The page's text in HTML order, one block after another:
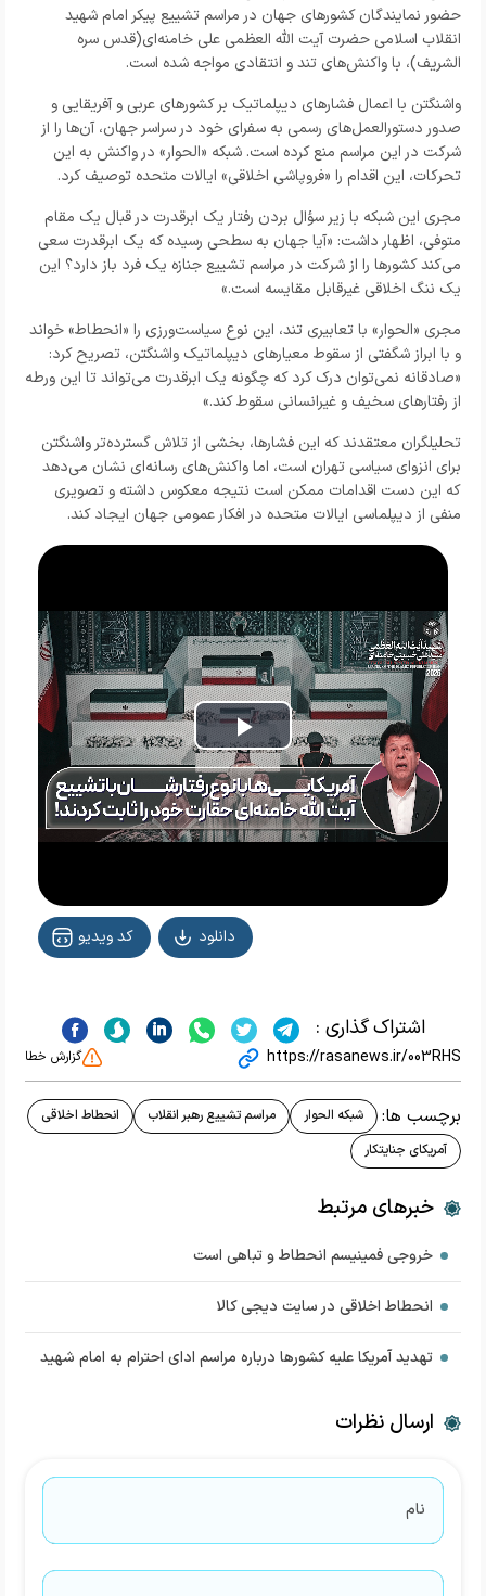
حضور نمایندگان کشورهای جهان در مراسم تشییع پیکر امام شهید
انقلاب اسلامی حضرت آیت الله العظمی علی خامنه‌ای(قدس سره
الشریف)، با واکنش‌های تند و انتقادی مواجه شده است.
واشنگتن با اعمال فشارهای دیپلماتیک بر کشورهای عربی و آفریقایی و
صدور دستورالعمل‌های رسمی به سفرای خود در سراسر جهان، آن‌ها را از
شرکت در این مراسم منع کرده است. شبکه «الحوار» در واکنش به این
تحرکات، این اقدام را «فروپاشی اخلاقی» ایالات متحده توصیف کرد.
مجری این شبکه با زیر سؤال بردن رفتار یک ابرقدرت در قبال یک مقام
متوفی، اظهار داشت: «آیا جهان به سطحی رسیده که یک ابرقدرت سعی
می‌کند کشورها را از شرکت در مراسم تشییع جنازه یک فرد باز دارد؟ این
یک ننگ اخلاقی غیرقابل مقایسه است.»
مجری «الحوار» با تعابیری تند، این نوع سیاست‌ورزی را «انحطاط» خواند
و با ابراز شگفتی از سقوط معیارهای دیپلماتیک واشنگتن، تصریح کرد:
«صادقانه نمی‌توان درک کرد که چگونه یک ابرقدرت می‌تواند تا این ورطه
از رفتارهای سخیف و غیرانسانی سقوط کند.»
تحلیلگران معتقدند که این فشارها، بخشی از تلاش گسترده‌تر واشنگتن
برای انزوای سیاسی تهران است، اما واکنش‌های رسانه‌ای نشان می‌دهد
که این دست اقدامات ممکن است نتیجه معکوس داشته و تصویری
منفی از دیپلماسی ایالات متحده در افکار عمومی جهان ایجاد کند.
Play
Video
کد ویدیو دانلود
اشتراک گذاری :
https://rasanews.ir/003RHS گزارش خطا
برچسب ها: شبکه الحوار مراسم تشییع رهبر انقلاب
انحطاط اخلاقی
آمریکای جنایتکار
خبرهای مرتبط
خروجی فمینیسم انحطاط و تباهی است
انحطاط اخلاقی در سایت دیجی کالا
تهدید آمریکا علیه کشورها درباره مراسم ادای احترام به امام شهید
ارسال نظرات